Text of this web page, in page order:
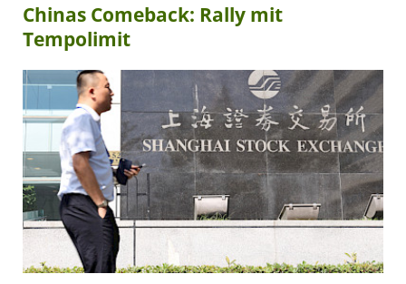
Chinas Comeback: Rally mit
Tempolimit